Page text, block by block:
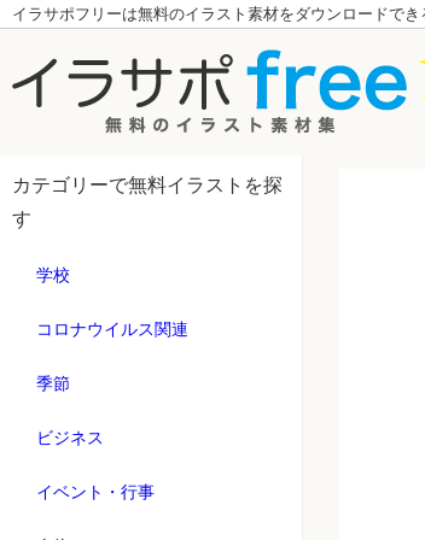
イラサポフリーは無料のイラスト素材をダウンロードで
カテゴリーで無料イラストを探
す
学校
コロナウイルス関連
季節
ビジネス
イベント・行事